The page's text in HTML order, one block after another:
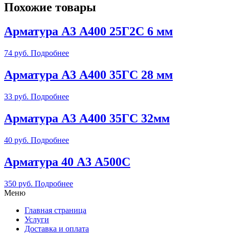
Похожие товары
Арматура А3 А400 25Г2С 6 мм
74 руб. Подробнее
Арматура А3 А400 35ГС 28 мм
33 руб. Подробнее
Арматура А3 А400 35ГС 32мм
40 руб. Подробнее
Арматура 40 А3 А500С
350 руб. Подробнее
Меню
Главная страница
Услуги
Доставка и оплата